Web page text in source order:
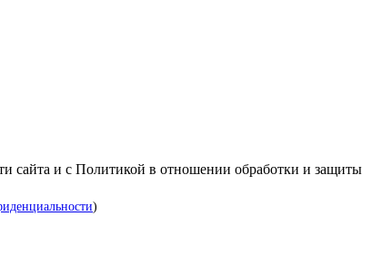
сайта и с Политикой в отношении обработки и защиты
)